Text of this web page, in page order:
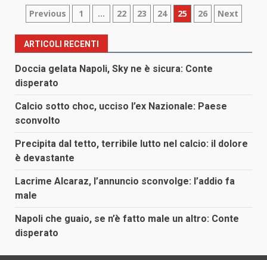
Paginazione
degli
articoli
Previous 1 … 22 23 24 25 26 Next
ARTICOLI RECENTI
Doccia gelata Napoli, Sky ne è sicura: Conte
disperato
Calcio sotto choc, ucciso l’ex Nazionale: Paese
sconvolto
Precipita dal tetto, terribile lutto nel calcio: il dolore
è devastante
Lacrime Alcaraz, l’annuncio sconvolge: l’addio fa
male
Napoli che guaio, se n’è fatto male un altro: Conte
disperato